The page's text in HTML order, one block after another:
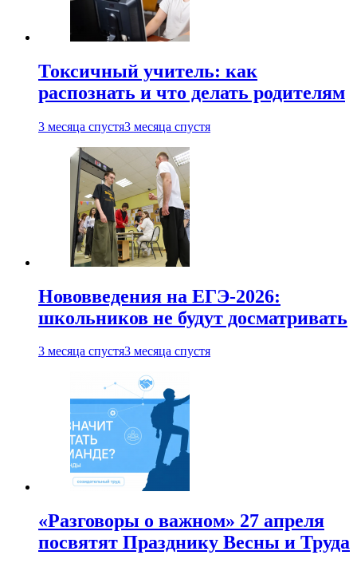
Токсичный учитель: как
распознать и что делать родителям
3 месяца спустя3 месяца спустя
Нововведения на ЕГЭ-2026:
школьников не будут досматривать
3 месяца спустя3 месяца спустя
«Разговоры о важном» 27 апреля
посвятят Празднику Весны и Труда